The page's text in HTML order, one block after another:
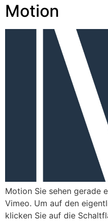
Motion
Motion Sie sehen gerade
Vimeo. Um auf den
klicken Sie auf die